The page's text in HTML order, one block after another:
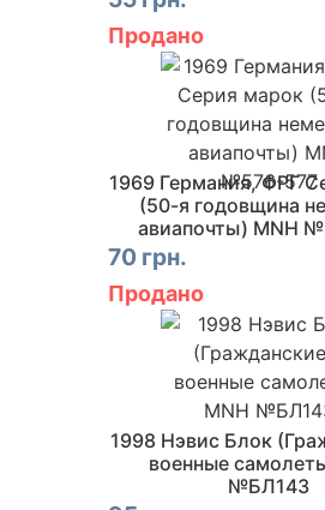
Продано
1969 Германия, ФРГ
(50-я годовщина
авиапочты) MNH
70 грн.
Продано
1998 Нэвис Блок
военные
№БЛ143